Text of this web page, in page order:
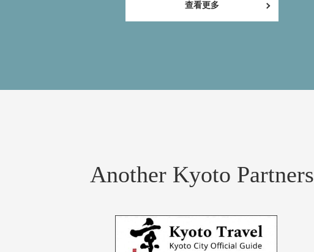
查看更多
Another Kyoto Partners